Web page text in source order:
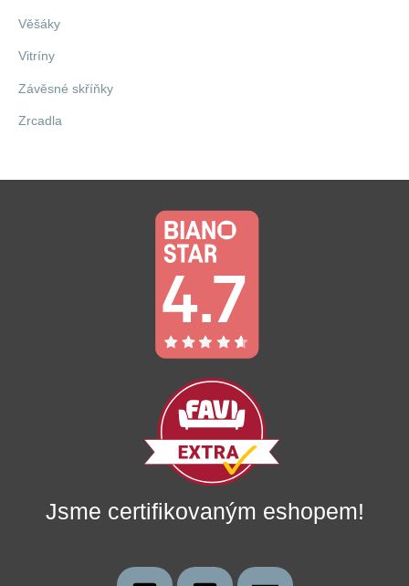
Věšáky
Vitríny
Závěsné skříňky
Zrcadla
Jsme certifikovaným eshopem!